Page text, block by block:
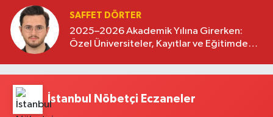
SAFFET DÖRTER
2025–2026 Akademik Yılına Girerken:
Özel Üniversiteler, Kayıtlar ve Eğitimde
İstanbul Nöbetçi Eczaneler